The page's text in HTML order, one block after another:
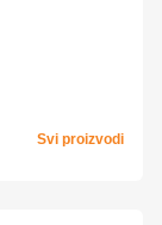
Svi proizvodi